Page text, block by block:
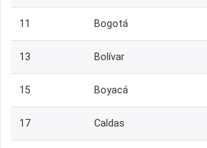
11 Bogotá
13 Bolívar
15 Boyacá
17 Caldas